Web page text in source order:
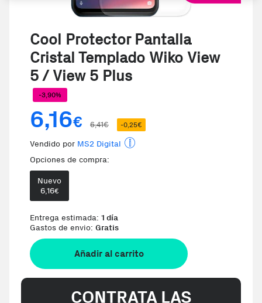
Cool Protector Pantalla
Cristal Templado Wiko View
5 / View 5 Plus
-3,90%
6,16€ 6,41€ -0,25€
Vendido por MS2 Digital
Opciones de compra:
Nuevo
6,16€
Entrega estimada: 1 día
Gastos de envio: Gratis
Añadir al carrito
CONTRATA LAS